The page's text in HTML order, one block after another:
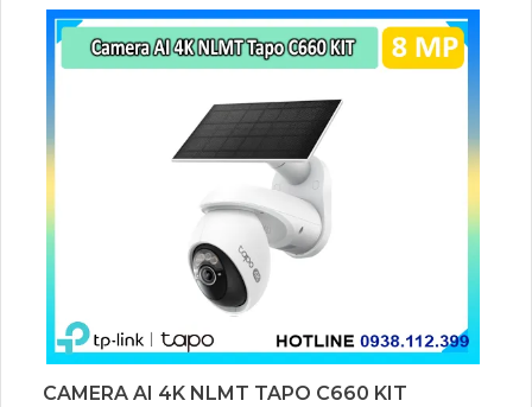
chọn hoàn hảo cho căn hộ, nhà phố. Điểm nhấn của
sản phẩm là khả năng thu âm rõ ràng, giúp bạn hoàn
CAMERA AI 4K NLMT TAPO C660 KIT